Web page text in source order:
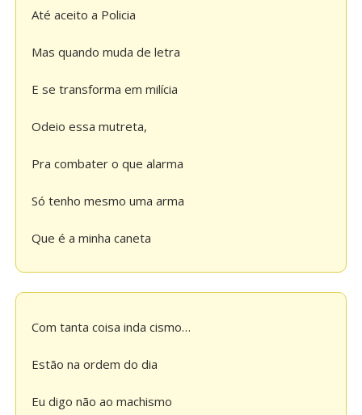
Até aceito a Policia
Mas quando muda de letra
E se transforma em milícia
Odeio essa mutreta,
Pra combater o que alarma
Só tenho mesmo uma arma
Que é a minha caneta
Com tanta coisa inda cismo…
Estão na ordem do dia
Eu digo não ao machismo